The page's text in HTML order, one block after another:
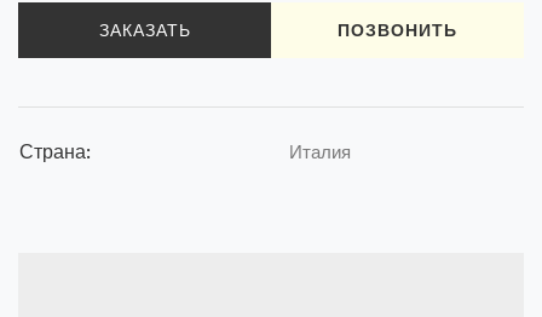
ЗАКАЗАТЬ ПОЗВОНИТЬ
Страна: Италия